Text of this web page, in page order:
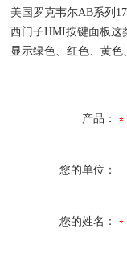
美国罗克韦尔AB系列
西门子HMI按键面板这
显示绿色、红色、黄色
产品：
您的单位：
您的姓名：